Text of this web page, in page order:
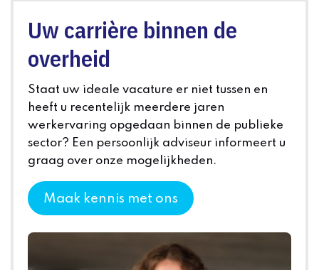
Uw carrière binnen de
overheid
Staat uw ideale vacature er niet tussen en
heeft u recentelijk meerdere jaren
werkervaring opgedaan binnen de publieke
sector? Een persoonlijk adviseur informeert u
graag over onze mogelijkheden.
Maak kennis met ons